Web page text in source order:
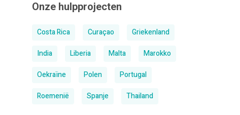
Onze hulpprojecten
Costa Rica Curaçao
Griekenland
India
Liberia Malta
Marokko
Oekraïne
Polen
Portugal
Roemenië
Spanje Thailand